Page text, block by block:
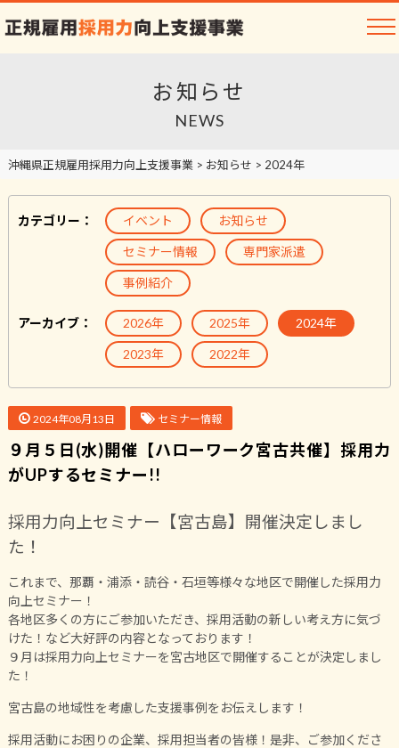
お知らせ
NEWS
沖縄県正規雇用採用力向上支援事業> お知らせ > 2024年
カテゴリー： イベント お知らせ
セミナー情報 専門家派遣
事例紹介
アーカイブ： 2026年 2025年 2024年
2023年 2022年
2024年08月13日 セミナー情報
９月５日(水)開催【ハローワーク宮古共催】採用力
がUPするセミナー!!
採用力向上セミナー【宮古島】開催決定しまし
た！
これまで、那覇・浦添・読谷・石垣等様々な地区で開催した採用力
向上セミナー！
各地区多くの方にご参加いただき、採用活動の新しい考え方に気づ
けた！など大好評の内容となっております！
９月は採用力向上セミナーを宮古地区で開催することが決定しまし
た！
宮古島の地域性を考慮した支援事例をお伝えします！
採用活動にお困りの企業、採用担当者の皆様！是非、ご参加くださ